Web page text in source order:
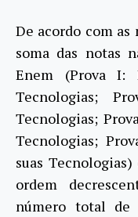
De acordo com as
soma das notas
Enem (Prova I:
Tecnologias;
Tecnologias;
Tecnologias;
suas
ordem
número total de